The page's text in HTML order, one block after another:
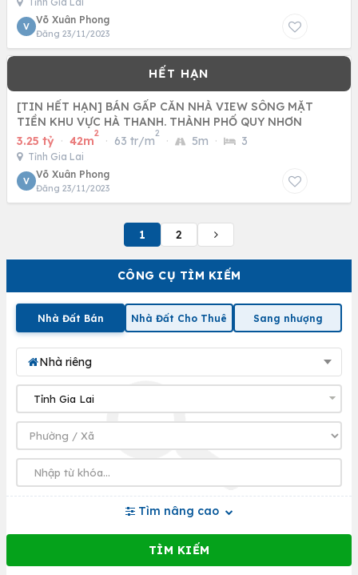
CÔNG CỤ TÌM KIẾM
Nhà Đất Bán Nhà Đất Cho Thuê Sang nhượng
Nhà riêng
Tìm nâng cao
V
Võ Xuân Phong
Đăng 23/11/2023
[TIN HẾT HẠN] BÁN GẤP CĂN NHÀ VIEW SÔNG MẶT
TIỀN KHU VỰC HÀ THANH. THÀNH PHỐ QUY NHƠN
3.25 tỷ · 42m
2
· 63 tr/m
2
· 5m · 3
Tỉnh Gia Lai
V
Võ Xuân Phong
Đăng 23/11/2023
1 2